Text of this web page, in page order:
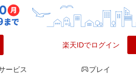
楽天IDでログイン
ービス プレイ